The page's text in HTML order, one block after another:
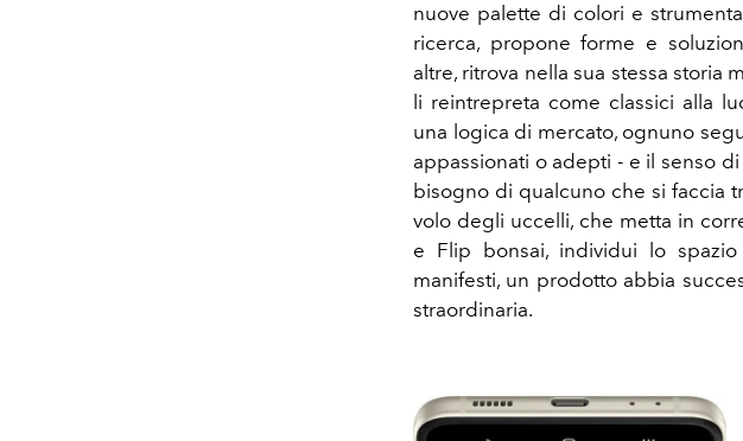
nuove palette di colori e
ricerca, propone forme e
altre, ritrova nella sua stessa
li reintrepreta come classici alla
una logica di mercato, ognuno
appassionati o adepti - e il senso
bisogno di qualcuno che si faccia
volo degli uccelli, che metta in
e Flip bonsai, individui lo
manifesti, un prodotto abbia
straordinaria.